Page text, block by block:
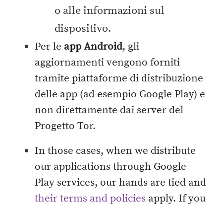
o alle informazioni sul
dispositivo.
Per le app Android, gli
aggiornamenti vengono forniti
tramite piattaforme di distribuzione
delle app (ad esempio Google Play) e
non direttamente dai server del
Progetto Tor.
In those cases, when we distribute
our applications through Google
Play services, our hands are tied and
their terms and policies apply. If you